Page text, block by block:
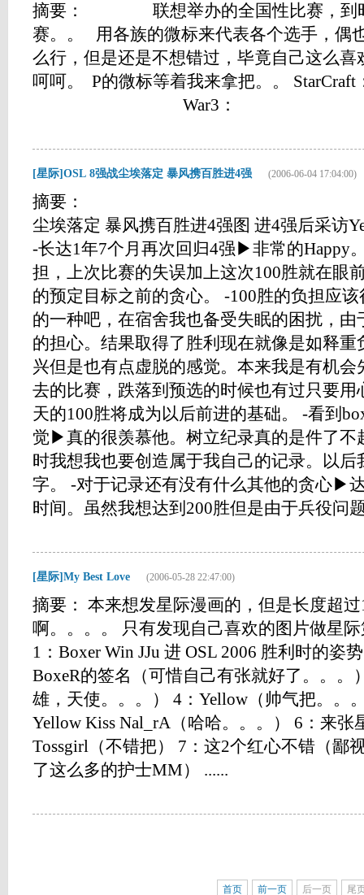
摘要： 联想举办的全国性比赛，到时
赛。。 用各族的微标来代表各个选手，偶
么行，但是还是不想错过，毕竟自己这么
呵呵。 P的微标等着我来拿把
War3：
[星际]OSL 8强战尘埃落定 暴风携百胜进4强 (2006-06-04 17:04:00)
摘要：
尘埃落定 暴风携百胜进4强图 进4强后采访
-长达1年7个月再次回归4强▶非常的Happy
担，上次比赛的失误加上这次100胜就在眼
的预定目标之前的贪心。 -100胜的负担应
的一种吧，在宿舍我也备受失眠的困扰，
的担心。结果取得了胜利现在就像是如释重
兴但是也有点虚脱的感觉。本来我是有机会
去的比赛，跌落到预选的时候也有过只要
天的100胜将成为以后前进的基础。 -看到
觉▶真的很羡慕他。树立纪录真的是件了不
时我想我也要创造属于我自己的记录。以
字。 -对于记录还有没有什么其他的贪心▶
时间。虽然我想达到200胜但是由于兵役问
[星际]My Best Love (2006-05-28 22:47:00)
摘要： 本来想发星际漫画的，但是长度超
啊。。。。 只有发现自己喜欢的图片做星
1：Boxer Win JJu 进 OSL 2006 胜利时的姿
BoxeR的签名（可惜自己有张就好了。。。
雄，天使。。。） 4：Yellow（帅气把。。
Yellow Kiss Nal_rA（哈哈。。。） 6：来张
Tossgirl（不错把） 7：这2个红心不错（鄙
了这么多的护士MM） ......
首页 前一页 后一页 尾